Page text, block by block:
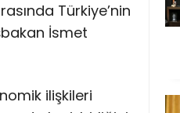
Türkiye’nin
İsmet
ilişkileri